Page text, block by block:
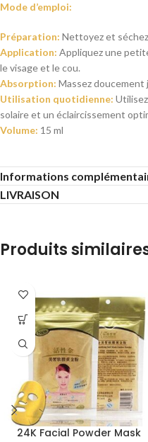
Mode d’emploi:
Préparation: Nettoyez et
Application: Appliquez une
le visage et le cou.
Absorption: Massez doucement
Utilisation quotidienne:
solaire et un éclaircissement
Volume: 15 ml
Informations
LIVRAISON
Produits
24K Facial Powder Mask